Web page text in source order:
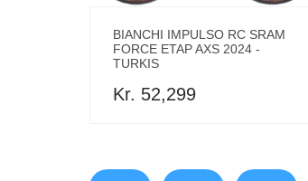
BIANCHI IMPULSO RC SRAM
FORCE ETAP AXS 2024 -
TURKIS
Kr. 52,299